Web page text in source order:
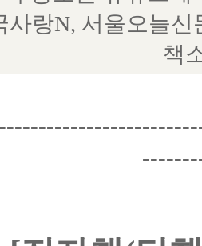
사랑N, 서울오늘
책